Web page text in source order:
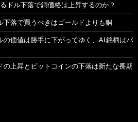
ドル下落で銅価格は上昇するのか？
下落で買うべきはゴールドよりも銅
の価値は勝手に下がってゆく、AI銘柄はバ
の上昇とビットコインの下落は新たな長期